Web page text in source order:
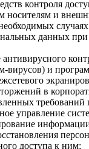
контроля
и
случаях
данных
вирусов) и
в
требований
управление
доступа к ним;